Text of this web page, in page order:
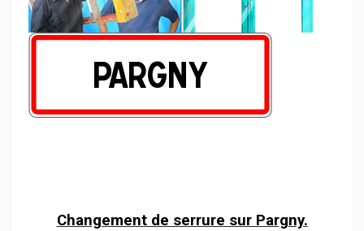
Changement de serrure sur Pargny.